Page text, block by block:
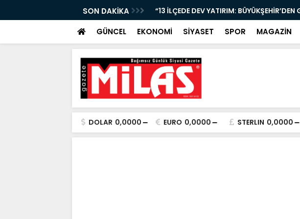
SON DAKİKA
KAYBETTİ, ŞARAMPOLE YUVARLANDI!” “13 İLÇEDE DEV YATIRIM:
GÜNCEL EKONOMİ SİYASET SPOR MAGAZİN
DOLAR 0,0000 EURO 0,0000 STERLIN 0,0000